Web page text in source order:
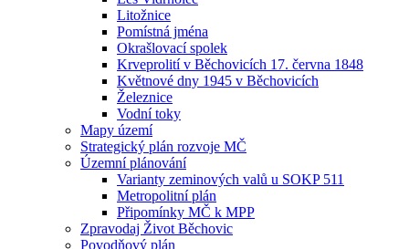
Litožnice
Pomístná jména
Okrašlovací spolek
Krveprolití v Běchovicích 17. června 1848
Květnové dny 1945 v Běchovicích
Železnice
Vodní toky
Mapy území
Strategický plán rozvoje MČ
Územní plánování
Varianty zeminových valů u SOKP 511
Metropolitní plán
Připomínky MČ k MPP
Zpravodaj Život Běchovic
Povodňový plán